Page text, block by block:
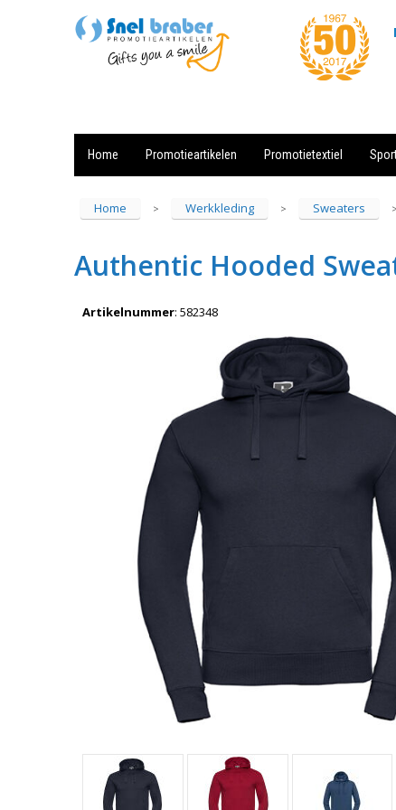
Home Promotieartikelen Promotietextiel
Home > Werkkleding > Sweaters >
Authentic Hooded
Artikelnummer: 582348